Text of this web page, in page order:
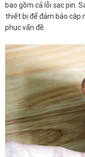
bao gồm cả lỗi sạc pin.
thiết bị để đảm bảo cập
phục vấn đề.